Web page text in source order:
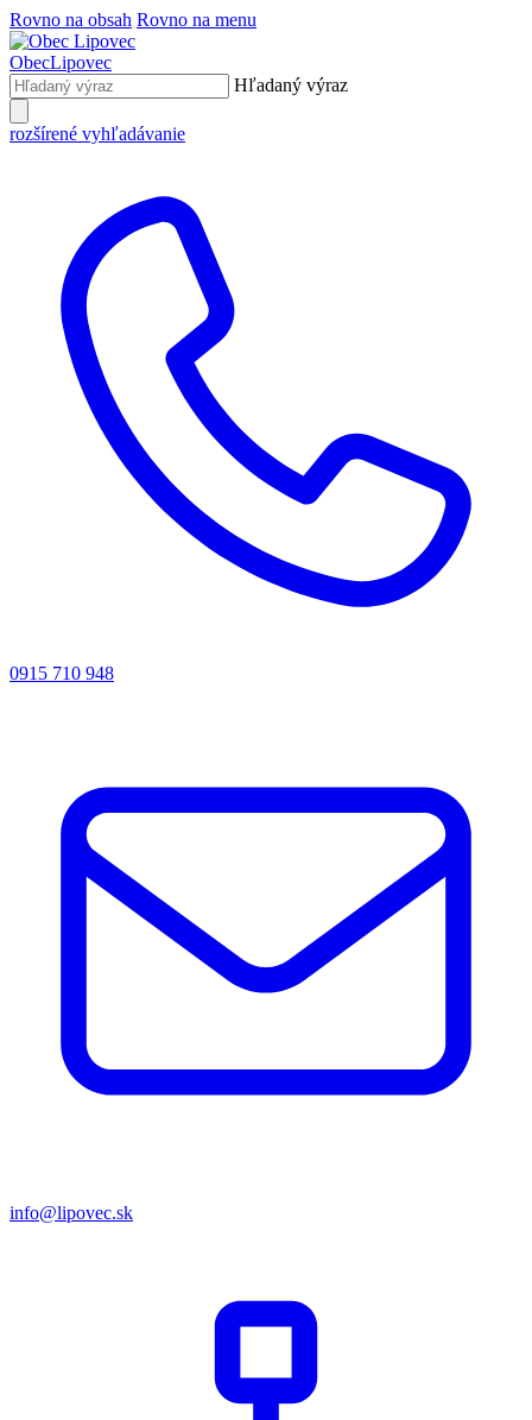
Rovno na obsah Rovno na menu
ObecLipovec
Hľadaný výraz
rozšírené vyhľadávanie
0915 710 948
info@lipovec.sk